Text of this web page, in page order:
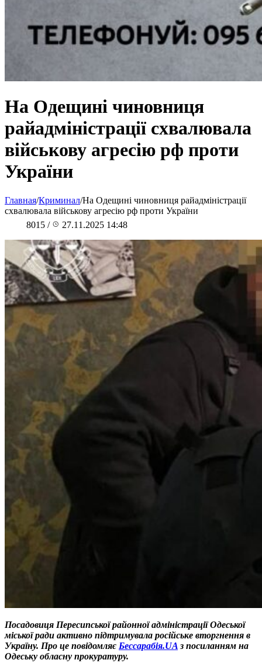
На Одещині чиновниця
райадміністрації схвалювала
військову агресію рф проти
України
Главная/Криминал/На Одещині чиновниця райадміністрації
схвалювала військову агресію рф проти України
8015 / 27.11.2025 14:48
Посадовиця Пересипської районної адміністрації Одеської
міської ради активно підтримувала російське вторгнення в
Україну. Про це повідомляє Бессарабія.UA з посиланням на
Одеську обласну прокуратуру.